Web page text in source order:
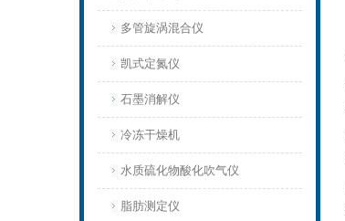
多管旋涡混合仪
凯式定氮仪
石墨消解仪
冷冻干燥机
水质硫化物酸化吹气仪
脂肪测定仪